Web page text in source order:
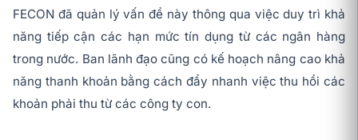
FECON đã quản lý vấn đề này thông qua việc duy trì khả
năng tiếp cận các hạn mức tín dụng từ các ngân hàng
trong nước. Ban lãnh đạo cũng có kế hoạch nâng cao khả
năng thanh khoản bằng cách đẩy nhanh việc thu hồi các
khoản phải thu từ các công ty con.